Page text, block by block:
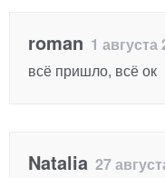
roman 1 августа
всё пришло, всё ок
Natalia 27